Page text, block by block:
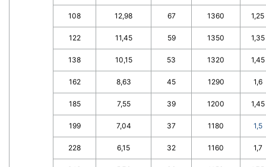
108 12,98 67 1360 1,25
122 11,45 59 1350 1,35
138 10,15 53 1320 1,45
162 8,63 45 1290 1,6
185 7,55 39 1200 1,45
199 7,04 37 1180 1,5
228 6,15 32 1160 1,7